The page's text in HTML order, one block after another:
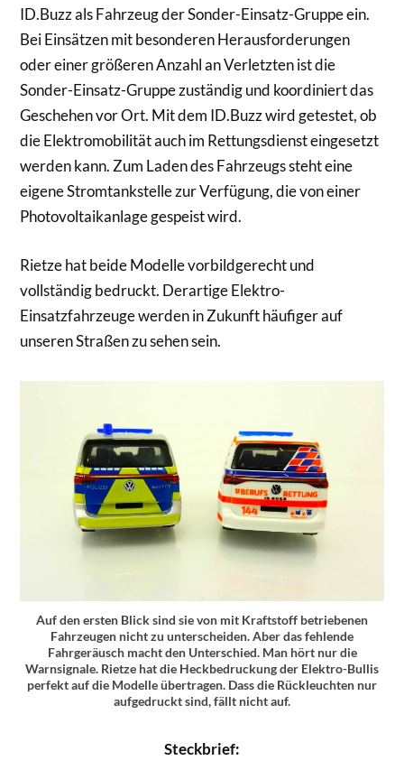
ID.Buzz als Fahrzeug der Sonder-Einsatz-Gruppe ein.
Bei Einsätzen mit besonderen Herausforderungen
oder einer größeren Anzahl an Verletzten ist die
Sonder-Einsatz-Gruppe zuständig und koordiniert das
Geschehen vor Ort. Mit dem ID.Buzz wird getestet, ob
die Elektromobilität auch im Rettungsdienst eingesetzt
werden kann. Zum Laden des Fahrzeugs steht eine
eigene Stromtankstelle zur Verfügung, die von einer
Photovoltaikanlage gespeist wird.
Rietze hat beide Modelle vorbildgerecht und
vollständig bedruckt. Derartige Elektro-
Einsatzfahrzeuge werden in Zukunft häufiger auf
unseren Straßen zu sehen sein.
Auf den ersten Blick sind sie von mit Kraftstoff betriebenen
Fahrzeugen nicht zu unterscheiden. Aber das fehlende
Fahrgeräusch macht den Unterschied. Man hört nur die
Warnsignale. Rietze hat die Heckbedruckung der Elektro-Bullis
perfekt auf die Modelle übertragen. Dass die Rückleuchten nur
aufgedruckt sind, fällt nicht auf.
Steckbrief: